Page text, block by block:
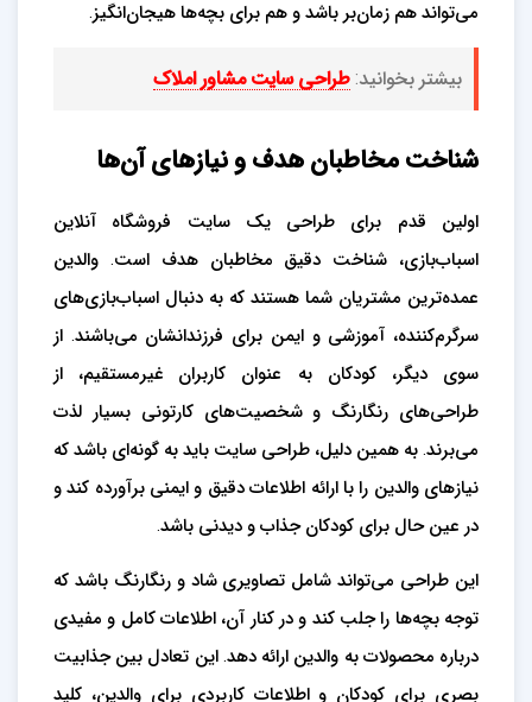
می‌تواند هم زمان‌بر باشد و هم برای بچه‌ها هیجان‌انگیز.
بیشتر بخوانید: طراحی سایت مشاور املاک
شناخت مخاطبان هدف و نیازهای آن‌ها
اولین قدم برای طراحی یک سایت فروشگاه آنلاین
اسباب‌بازی، شناخت دقیق مخاطبان هدف است. والدین
عمده‌ترین مشتریان شما هستند که به دنبال اسباب‌بازی‌های
سرگرم‌کننده، آموزشی و ایمن برای فرزندانشان می‌باشند. از
سوی دیگر، کودکان به عنوان کاربران غیرمستقیم، از
طراحی‌های رنگارنگ و شخصیت‌های کارتونی بسیار لذت
می‌برند. به همین دلیل، طراحی سایت باید به گونه‌ای باشد که
نیازهای والدین را با ارائه اطلاعات دقیق و ایمنی برآورده کند و
در عین حال برای کودکان جذاب و دیدنی باشد.
این طراحی می‌تواند شامل تصاویری شاد و رنگارنگ باشد که
توجه بچه‌ها را جلب کند و در کنار آن، اطلاعات کامل و مفیدی
درباره محصولات به والدین ارائه دهد. این تعادل بین جذابیت
بصری برای کودکان و اطلاعات کاربردی برای والدین، کلید